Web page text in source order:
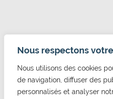
Nous respectons
Nous utilisons des cookies
de navigation, diffuser des
personnalisés et analyser
CONTACT
Mairie de